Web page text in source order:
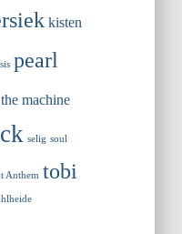
kisten
pearl
machine
selig soul
Anthem tobi